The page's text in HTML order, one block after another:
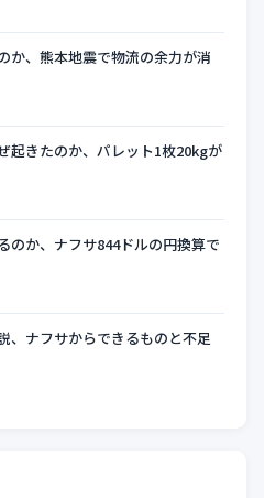
か、熊本地震で物流の余力が消
起きたのか、パレット1枚20kgが
のか、ナフサ844ドルの円換算で
、ナフサからできるものと不足